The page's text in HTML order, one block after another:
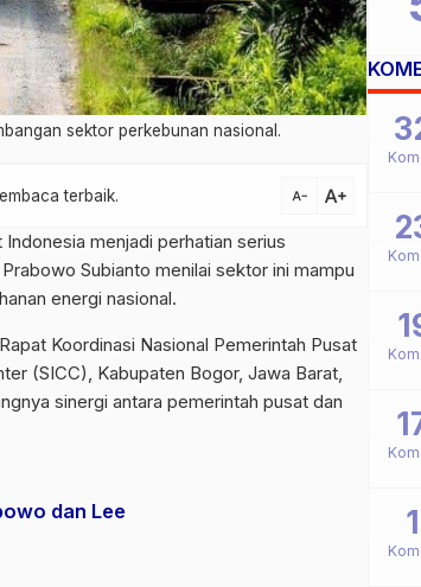
sektor perkebunan nasional.
terbaik. text_decrease text_increase
menjadi perhatian serius
Prabowo Subianto menilai sektor ini mampu
energi nasional.
Koordinasi Nasional Pemerintah Pusat
(SICC), Kabupaten Bogor, Jawa Barat,
sinergi antara pemerintah pusat dan
dan Lee